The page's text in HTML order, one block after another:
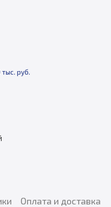
тыс. руб.
Оплата и доставка